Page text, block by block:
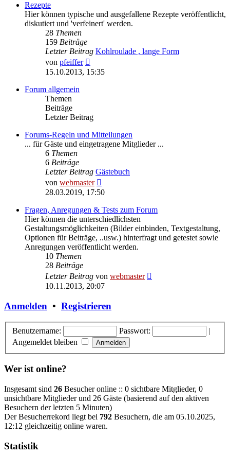
Rezepte
Hier können typische und ausgefallene Rezepte veröffentlicht,
diskutiert und 'verfeinert' werden.
28 Themen
159 Beiträge
Letzter Beitrag Kohlroulade , lange Form
von pfeiffer
Beitrag
15.10.2013, 15:35
Forum allgemein
Themen
Beiträge
Letzter Beitrag
Forums-Regeln und Mitteilungen
... für Gäste und eingetragene Mitglieder ...
6 Themen
6 Beiträge
Letzter Beitrag Gästebuch
von webmaster
Beitrag
28.03.2019, 17:50
Fragen, Anregungen & Tests zum Forum
Hier können die unterschiedlichsten
Gestaltungsmöglichkeiten (Bilder einbinden, Textgestaltung,
Optionen für Beiträge, ..usw.) hinterfragt und getestet sowie
Anregungen veröffentlicht werden.
10 Themen
28 Beiträge
Letzter Beitrag von webmaster
10.11.2013, 20:07
Anmelden • Registrieren
Benutzername: Passwort:
|
Angemeldet bleiben
Wer ist online?
Insgesamt sind 26 Besucher online :: 0 sichtbare Mitglieder, 0
unsichtbare Mitglieder und 26 Gäste (basierend auf den aktiven
Besuchern der letzten 5 Minuten)
Der Besucherrekord liegt bei 792 Besuchern, die am 05.10.2025,
12:12 gleichzeitig online waren.
Statistik